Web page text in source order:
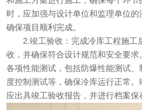
时，应加强与设计单位和监理单位的
确保项目顺利完成。
2.竣工验收：完成冷库工程施工
收，并确保符合设计规范和安全要
各项性能测试，包括防爆性能测试、
度控制测试等，确保冷库运行正常。
应出具竣工验收报告，并进行档案保